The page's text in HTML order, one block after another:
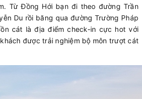
Từ Đồng Hới bạn đi theo đường Trần
Du rồi băng qua đường Trường Pháp
cát là địa điểm check-in cực hot với
được trải nghiệm bộ môn trượt cát